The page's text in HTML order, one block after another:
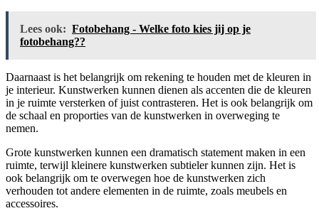
Lees ook: Fotobehang - Welke foto kies jij op je
fotobehang??
Daarnaast is het belangrijk om rekening te houden met de kleuren in
je interieur. Kunstwerken kunnen dienen als accenten die de kleuren
in je ruimte versterken of juist contrasteren. Het is ook belangrijk om
de schaal en proporties van de kunstwerken in overweging te
nemen.
Grote kunstwerken kunnen een dramatisch statement maken in een
ruimte, terwijl kleinere kunstwerken subtieler kunnen zijn. Het is
ook belangrijk om te overwegen hoe de kunstwerken zich
verhouden tot andere elementen in de ruimte, zoals meubels en
accessoires.